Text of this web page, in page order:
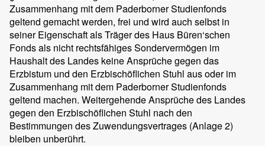
Zusammenhang mit dem Paderborner Studienfonds
geltend gemacht werden, frei und wird auch selbst in
seiner Eigenschaft als Träger des Haus Büren‘schen
Fonds als nicht rechtsfähiges Sondervermögen im
Haushalt des Landes keine Ansprüche gegen das
Erzbistum und den Erzbischöflichen Stuhl aus oder im
Zusammenhang mit dem Paderborner Studienfonds
geltend machen. Weitergehende Ansprüche des Landes
gegen den Erzbischöflichen Stuhl nach den
Bestimmungen des Zuwendungsvertrages (Anlage 2)
bleiben unberührt.